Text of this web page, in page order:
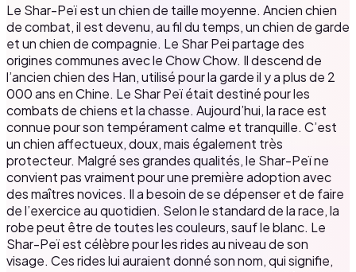
Le Shar-Peï est un chien de taille moyenne. Ancien chien
de combat, il est devenu, au fil du temps, un chien de garde
et un chien de compagnie. Le Shar Pei partage des
origines communes avec le Chow Chow. Il descend de
l’ancien chien des Han, utilisé pour la garde il y a plus de 2
000 ans en Chine. Le Shar Peï était destiné pour les
combats de chiens et la chasse. Aujourd’hui, la race est
connue pour son tempérament calme et tranquille. C’est
un chien affectueux, doux, mais également très
protecteur. Malgré ses grandes qualités, le Shar-Peï ne
convient pas vraiment pour une première adoption avec
des maîtres novices. Il a besoin de se dépenser et de faire
de l’exercice au quotidien. Selon le standard de la race, la
robe peut être de toutes les couleurs, sauf le blanc. Le
Shar-Peï est célèbre pour les rides au niveau de son
visage. Ces rides lui auraient donné son nom, qui signifie,